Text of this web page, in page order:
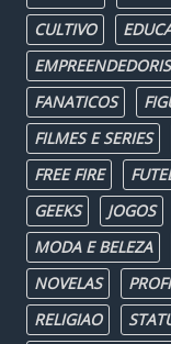
CULTIVO
FANATICOS
FILMES E SERIES
FREE FIRE
GEEKS
JOGOS
MODA E BELEZA
NOVELAS
RELIGIAO